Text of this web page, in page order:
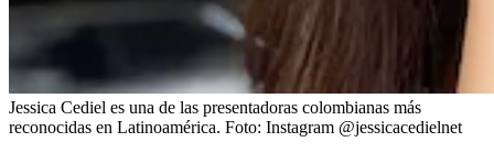
Jessica Cediel es una de las presentadoras colombianas más
reconocidas en Latinoamérica. Foto: Instagram @jessicacedielnet